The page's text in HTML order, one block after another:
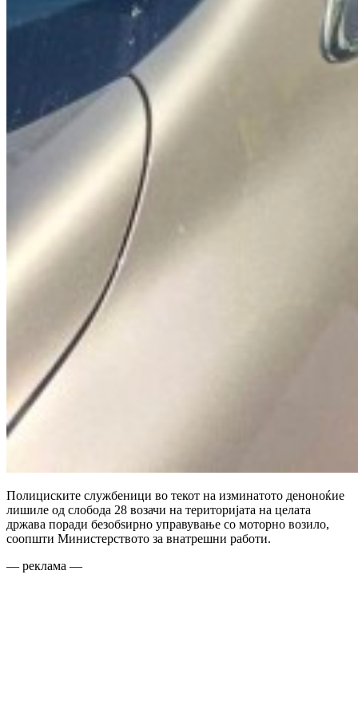
Полициските службеници во текот на изминатото деноноќие
лишиле од слобода 28 возачи на територијата на целата
држава поради безобѕирно управување со моторно возило,
соопшти Министерството за внатрешни работи.
— реклама —